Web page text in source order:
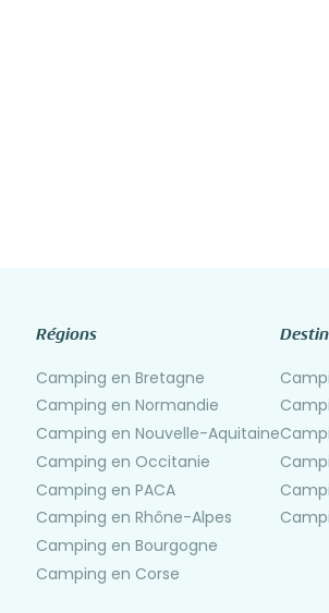
Régions
Camping en Bretagne
Camping en Normandie
Camping en Nouvelle-Aquitaine
Camping en Occitanie
Camping en PACA
Camping en Rhône-Alpes
Camping en Bourgogne
Camping en Corse